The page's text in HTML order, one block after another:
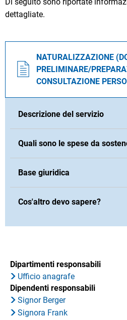
dettagliate.
NATURALIZZAZIONE
PRELIMINARE/
CONSULTAZIONE
Descrizione del servizio
Quali sono le spese da
Base giuridica
Cos'altro devo sapere?
Dipartimenti responsabili
Ufficio anagrafe
Dipendenti responsabili
Signor Berger
Signora Frank